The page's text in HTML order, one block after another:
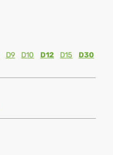
D9 D10 D12 D15
D30